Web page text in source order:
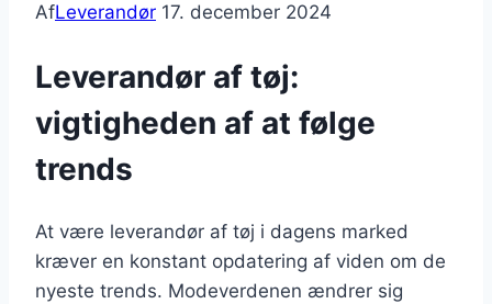
AfLeverandør 17. december 2024
Leverandør af tøj:
vigtigheden af at følge
trends
At være leverandør af tøj i dagens marked
kræver en konstant opdatering af viden om de
nyeste trends. Modeverdenen ændrer sig